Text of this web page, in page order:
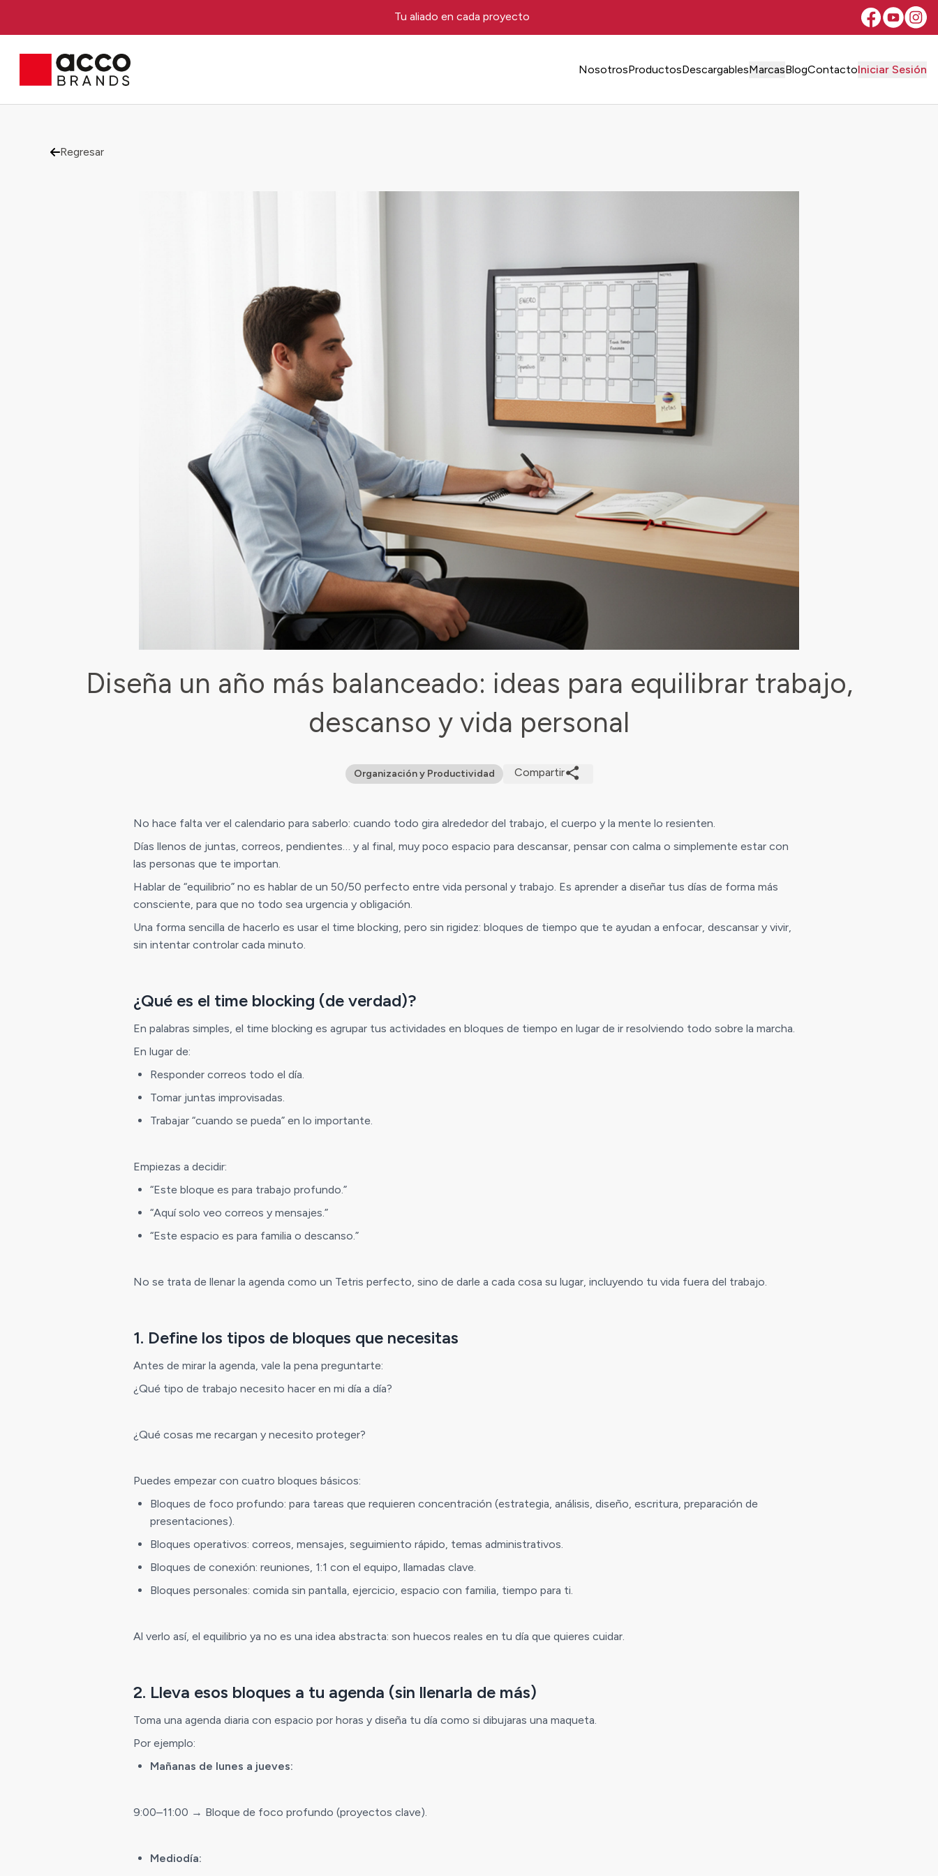
Tu aliado en cada proyecto
NosotrosProductosDescargablesMarcasBlogContactoIniciar Sesión
Regresar
Diseña un año más balanceado: ideas para equilibrar trabajo,
descanso y vida personal
Organización y Productividad Compartir
No hace falta ver el calendario para saberlo: cuando todo gira alrededor del trabajo, el cuerpo y la mente lo resienten.
Días llenos de juntas, correos, pendientes… y al final, muy poco espacio para descansar, pensar con calma o simplemente estar con
las personas que te importan.
Hablar de “equilibrio” no es hablar de un 50/50 perfecto entre vida personal y trabajo. Es aprender a diseñar tus días de forma más
consciente, para que no todo sea urgencia y obligación.
Una forma sencilla de hacerlo es usar el time blocking, pero sin rigidez: bloques de tiempo que te ayudan a enfocar, descansar y vivir,
sin intentar controlar cada minuto.
¿Qué es el time blocking (de verdad)?
En palabras simples, el time blocking es agrupar tus actividades en bloques de tiempo en lugar de ir resolviendo todo sobre la marcha.
En lugar de:
Responder correos todo el día.
Tomar juntas improvisadas.
Trabajar “cuando se pueda” en lo importante.
Empiezas a decidir:
“Este bloque es para trabajo profundo.”
“Aquí solo veo correos y mensajes.”
“Este espacio es para familia o descanso.”
No se trata de llenar la agenda como un Tetris perfecto, sino de darle a cada cosa su lugar, incluyendo tu vida fuera del trabajo.
1. Define los tipos de bloques que necesitas
Antes de mirar la agenda, vale la pena preguntarte:
¿Qué tipo de trabajo necesito hacer en mi día a día?
¿Qué cosas me recargan y necesito proteger?
Puedes empezar con cuatro bloques básicos:
Bloques de foco profundo: para tareas que requieren concentración (estrategia, análisis, diseño, escritura, preparación de
presentaciones).
Bloques operativos: correos, mensajes, seguimiento rápido, temas administrativos.
Bloques de conexión: reuniones, 1:1 con el equipo, llamadas clave.
Bloques personales: comida sin pantalla, ejercicio, espacio con familia, tiempo para ti.
Al verlo así, el equilibrio ya no es una idea abstracta: son huecos reales en tu día que quieres cuidar.
2. Lleva esos bloques a tu agenda (sin llenarla de más)
Toma una agenda diaria con espacio por horas y diseña tu día como si dibujaras una maqueta.
Por ejemplo:
Mañanas de lunes a jueves:
9:00–11:00 → Bloque de foco profundo (proyectos clave).
Mediodía: